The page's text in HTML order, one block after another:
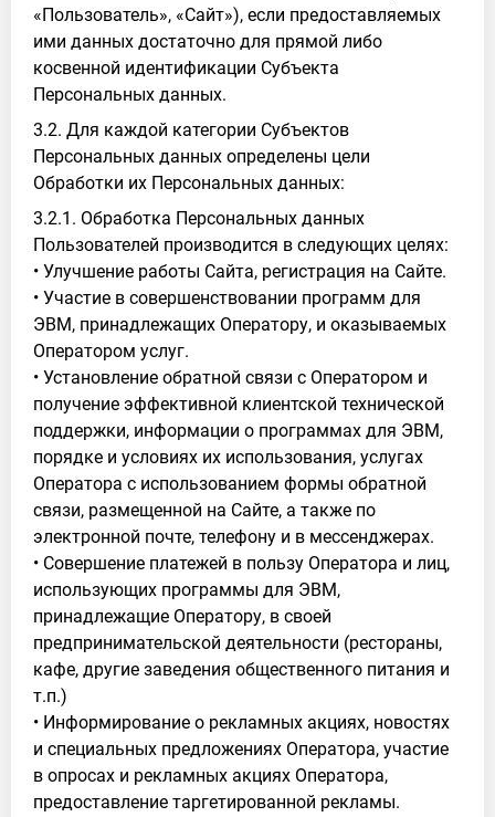
«Пользователь», «Сайт»), если предоставляемых
ими данных достаточно для прямой либо
косвенной идентификации Субъекта
Персональных данных.
3.2. Для каждой категории Субъектов
Персональных данных определены цели
Обработки их Персональных данных:
3.2.1. Обработка Персональных данных
Пользователей производится в следующих целях:
• Улучшение работы Сайта, регистрация на Сайте.
• Участие в совершенствовании программ для
ЭВМ, принадлежащих Оператору, и оказываемых
Оператором услуг.
• Установление обратной связи с Оператором и
получение эффективной клиентской технической
поддержки, информации о программах для ЭВМ,
порядке и условиях их использования, услугах
Оператора с использованием формы обратной
связи, размещенной на Сайте, а также по
электронной почте, телефону и в мессенджерах.
• Совершение платежей в пользу Оператора и лиц,
использующих программы для ЭВМ,
принадлежащие Оператору, в своей
предпринимательской деятельности (рестораны,
кафе, другие заведения общественного питания и
т.п.)
• Информирование о рекламных акциях, новостях
и специальных предложениях Оператора, участие
в опросах и рекламных акциях Оператора,
предоставление таргетированной рекламы.